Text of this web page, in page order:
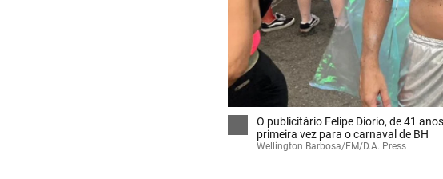
O publicitário Felipe Diorio, de 41
primeira vez para o carnaval de BH
Wellington Barbosa/EM/D.A. Press